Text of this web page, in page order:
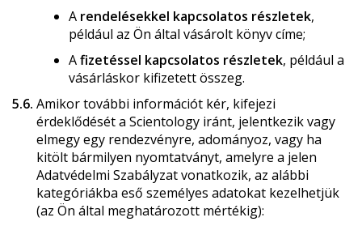
A rendelésekkel kapcsolatos részletek,
például az Ön által vásárolt könyv címe;
Afizetéssel kapcsolatos részletek, például a
vásárláskor kifizetett összeg.
5.6. Amikor további információt kér, kifejezi
érdeklődését a Scientology iránt, jelentkezik vagy
elmegy egy rendezvényre, adományoz, vagy ha
kitölt bármilyen nyomtatványt, amelyre a jelen
Adatvédelmi Szabályzat vonatkozik, az alábbi
kategóriákba eső személyes adatokat kezelhetjük
(az Ön által meghatározott mértékig):